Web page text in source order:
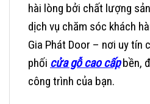
hài lòng bởi chất lượng
dịch vụ chăm sóc khách
Gia Phát Door – nơi uy tín
phối cửa gỗ cao cấpbền,
công trình của bạn.